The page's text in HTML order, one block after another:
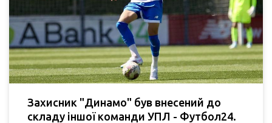
Захисник "Динамо" був внесений до
складу іншої команди УПЛ - Футбол24.